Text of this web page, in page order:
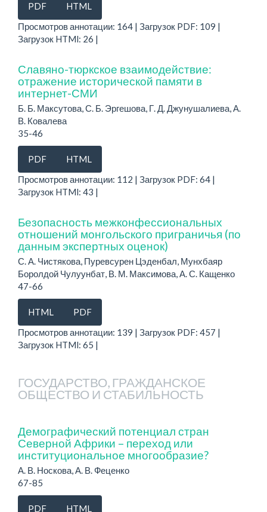
PDF
HTML
Просмотров аннотации: 164 | Загрузок PDF: 109 |
Загрузок HTMl: 26 |
Славяно-тюркское взаимодействие:
отражение исторической памяти в
интернет-СМИ
Б. Б. Максутова, С. Б. Эргешова, Г. Д. Джунушалиева, А.
В. Ковалева
35-46
PDF
HTML
Просмотров аннотации: 112 | Загрузок PDF: 64 |
Загрузок HTMl: 43 |
Безопасность межконфессиональных
отношений монгольского приграничья (по
данным экспертных оценок)
С. А. Чистякова, Пуревсурен Цэденбал, Мунхбаяр
Боролдой Чулуунбат, В. М. Максимова, А. С. Кащенко
47-66
HTML
PDF
Просмотров аннотации: 139 | Загрузок PDF: 457 |
Загрузок HTMl: 65 |
ГОСУДАРСТВО, ГРАЖДАНСКОЕ
ОБЩЕСТВО И СТАБИЛЬНОСТЬ
Демографический потенциал стран
Северной Африки – переход или
институциональное многообразие?
А. В. Носкова, А. В. Феценко
67-85
PDF
HTML